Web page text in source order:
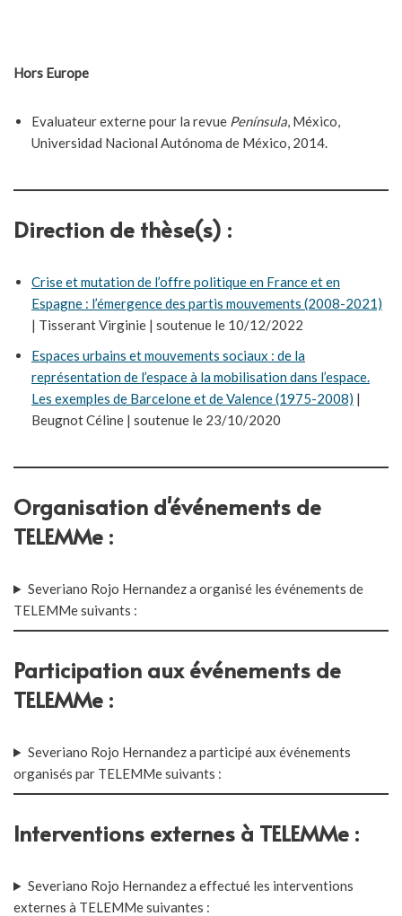
Hors Europe
Evaluateur externe pour la revue Península, México,
Universidad Nacional Autónoma de México, 2014.
Direction de thèse(s) :
Crise et mutation de l’offre politique en France et en
Espagne : l’émergence des partis mouvements (2008-2021)
| Tisserant Virginie | soutenue le 10/12/2022
Espaces urbains et mouvements sociaux : de la
représentation de l’espace à la mobilisation dans l’espace.
Les exemples de Barcelone et de Valence (1975-2008) |
Beugnot Céline | soutenue le 23/10/2020
Organisation d'événements de
TELEMMe :
Severiano Rojo Hernandez a organisé les événements de
TELEMMe suivants :
Participation aux événements de
TELEMMe :
Severiano Rojo Hernandez a participé aux événements
organisés par TELEMMe suivants :
Interventions externes à TELEMMe :
Severiano Rojo Hernandez a effectué les interventions
externes à TELEMMe suivantes :